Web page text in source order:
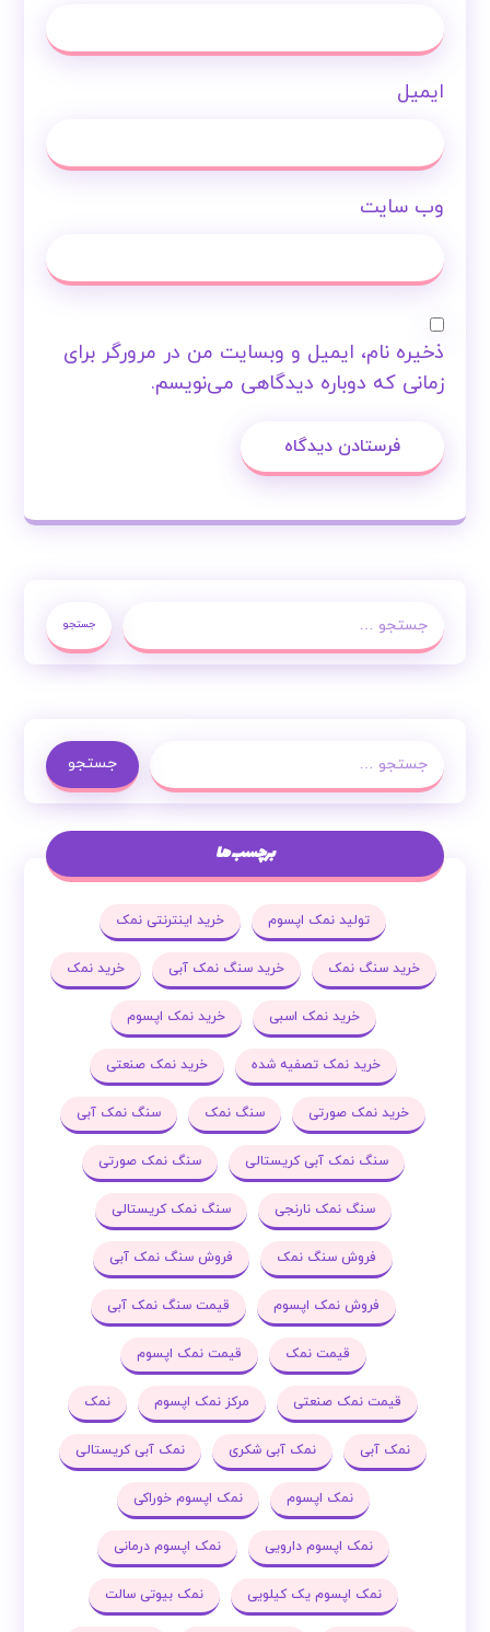
ایمیل
وب‌ سایت
ذخیره نام، ایمیل و وبسایت من در مرورگر برای
زمانی که دوباره دیدگاهی می‌نویسم.
فرستادن دیدگاه
جستجو
جستجو
برچسب ها
تولید نمک اپسوم خرید اینترنتی نمک
خرید سنگ نمک خرید سنگ نمک آبی خرید نمک
خرید نمک اسبی خرید نمک اپسوم
خرید نمک تصفیه شده خرید نمک صنعتی
خرید نمک صورتی سنگ نمک سنگ نمک آبی
سنگ نمک آبی کریستالی سنگ نمک صورتی
سنگ نمک نارنجی سنگ نمک کریستالی
فروش سنگ نمک فروش سنگ نمک آبی
فروش نمک اپسوم قیمت سنگ نمک آبی
قیمت نمک قیمت نمک اپسوم
قیمت نمک صنعتی مرکز نمک اپسوم نمک
نمک آبی نمک آبی شکری نمک آبی کریستالی
نمک اپسوم نمک اپسوم خوراکی
نمک اپسوم دارویی نمک اپسوم درمانی
نمک اپسوم یک کیلویی نمک بیوتی سالت